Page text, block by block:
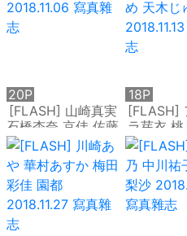
[FLASH] 山崎真実
石橋杏奈 京佳 佐藤
美希 2018.11.06 寫
真雜志
20P
[FLASH]
ラ芽衣 桃
永尾まり
天木
志
18P